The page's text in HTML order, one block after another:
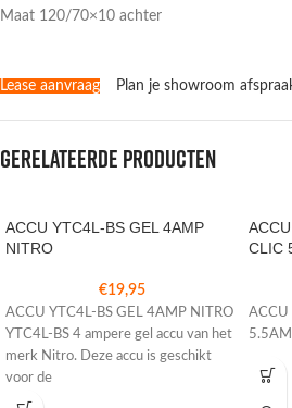
Maat 120/70×10 achter
Lease aanvraag Plan je showroom
Gerelateerde producten
ACCU YTC4L-BS GEL 4AMP
NITRO
€19,95
ACCU YTC4L-BS GEL 4AMP NITRO
YTC4L-BS 4 ampere gel accu van het
merk Nitro. Deze accu is geschikt
voor de
CLIC
ACCU